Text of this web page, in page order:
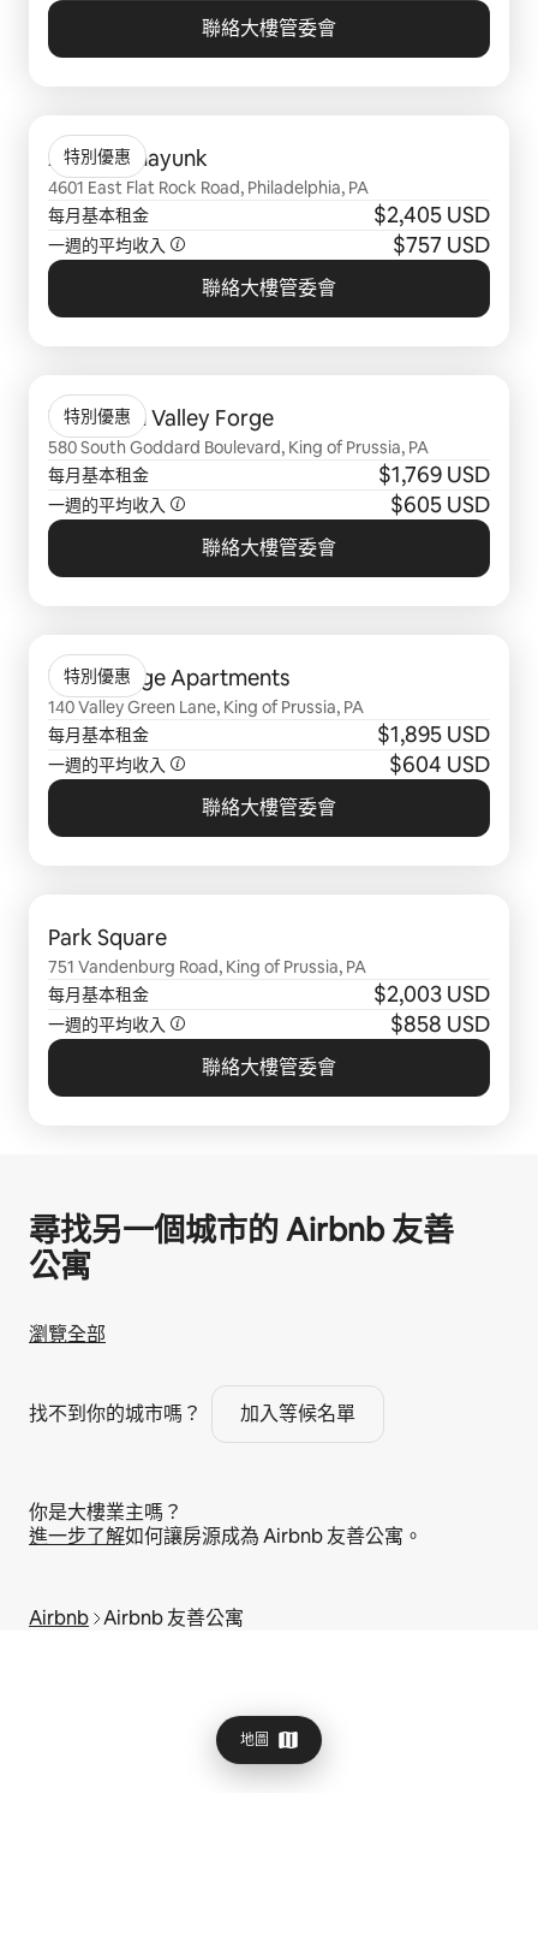
聯絡大樓管委會
特別優惠
Apex Manayunk
4601 East Flat Rock Road, Philadelphia, PA
每月基本租金
$2,405 USD
一週的平均收入 $757 USD
聯絡大樓管委會
特別優惠
The Smith Valley Forge
580 South Goddard Boulevard, King of Prussia, PA
每月基本租金
$1,769 USD
一週的平均收入 $605 USD
聯絡大樓管委會
特別優惠
The George Apartments
140 Valley Green Lane, King of Prussia, PA
每月基本租金
$1,895 USD
一週的平均收入 $604 USD
聯絡大樓管委會
Park Square
751 Vandenburg Road, King of Prussia, PA
每月基本租金
$2,003 USD
一週的平均收入 $858 USD
聯絡大樓管委會
地圖
尋找另一個城市的 Airbnb 友⁠善
公⁠寓
瀏覽全部
找不到你的城市嗎？ 加入等候名單
你是大樓業主嗎？
進⁠一⁠步了⁠解如何讓房源成為 Airbnb 友善公寓⁠。
Airbnb Airbnb 友善公寓